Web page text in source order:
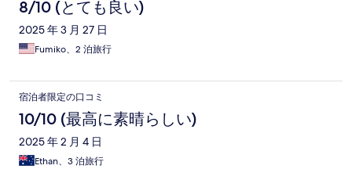
8/10 (とても良い)
2025 年 3 月 27 日
Fumiko、2 泊旅行
宿泊者限定の口コミ
10/10 (最高に素晴らしい)
2025 年 2 月 4 日
Ethan、3 泊旅行